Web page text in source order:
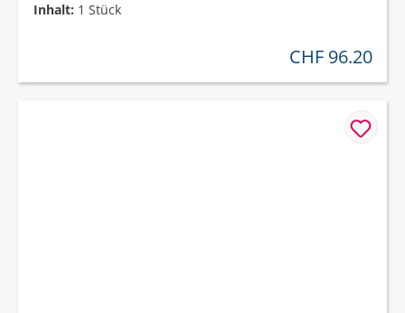
Inhalt: 1 Stück
regulärer preis:
CHF 96.20